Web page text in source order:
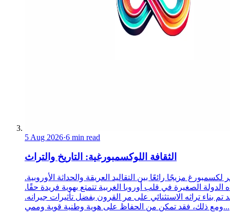
5 Aug 2026·6 min read
الثقافة اللوكسمبورغية: التاريخ والتراث
لكسمبورغ مزيجًا رائعًا بين التقاليد العريقة والحداثة الأوروبية.
الدولة الصغيرة في قلب أوروبا الغربية تتمتع بهوية فريدة حقًا.
تم بناء تراثه الاستثنائي على مر القرون بفضل تأثيرات جيرانه.
ومع ذلك، فقد تمكن من الحفاظ على هوية وطنية قوية وممي...